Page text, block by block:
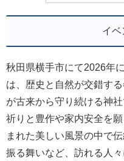
イベ
秋田県横手市にて2026年
は、歴史と自然が交錯す
が古来から守り続ける神
祈りと豊作や家内安全を
まれた美しい風景の中で
振る舞いなど、訪れる人